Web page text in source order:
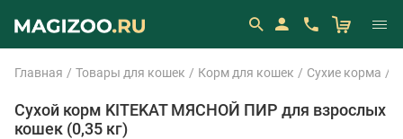
Главная Товары для кошек Корм для кошек Сухие корма
Сухой корм KITEKAT МЯСНОЙ ПИР для взрослых
кошек (0,35 кг)